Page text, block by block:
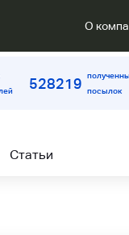
О
528219
посылок
Статьи